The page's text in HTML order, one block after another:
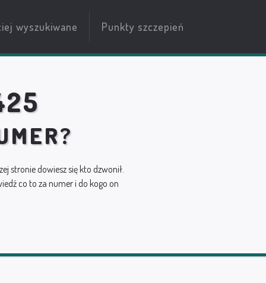
wyszukiwane Punkty szczepień
stronie dowiesz się kto dzwonił.
co to za numer i do kogo on